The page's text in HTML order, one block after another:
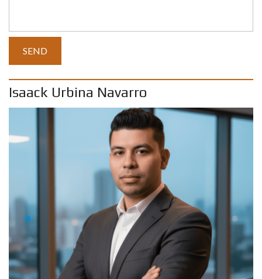
Isaack Urbina Navarro